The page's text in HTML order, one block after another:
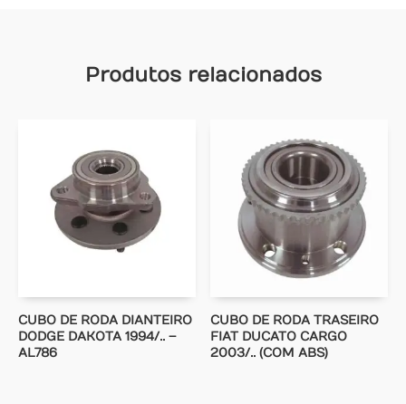
Produtos relacionados
CUBO DE RODA DIANTEIRO
DODGE DAKOTA 1994/.. –
AL786
CUBO DE RODA TRASEIRO
FIAT DUCATO CARGO
2003/.. (COM ABS)